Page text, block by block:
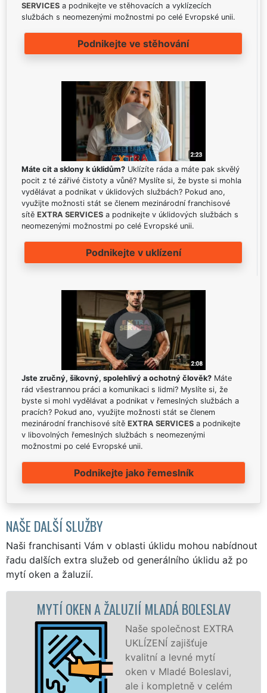
SERVICES a podnikejte ve stěhovacích a vyklízecích
službách s neomezenými možnostmi po celé Evropské unii.
Podnikejte ve stěhování
Máte cit a sklony k úklidům? Uklízíte ráda a máte pak skvělý
pocit z té zářivé čistoty a vůně? Myslíte si, že byste si mohla
vydělávat a podnikat v úklidových službách? Pokud ano,
využijte možnosti stát se členem mezinárodní franchisové
sítě EXTRA SERVICES a podnikejte v úklidových službách s
neomezenými možnostmi po celé Evropské unii.
Podnikejte v uklízení
Jste zručný, šikovný, spolehlivý a ochotný člověk? Máte
rád všestrannou práci a komunikaci s lidmi? Myslíte si, že
byste si mohl vydělávat a podnikat v řemeslných službách a
pracích? Pokud ano, využijte možnosti stát se členem
mezinárodní franchisové sítě EXTRA SERVICES a podnikejte
v libovolných řemeslných službách s neomezenými
možnostmi po celé Evropské unii.
Podnikejte jako řemeslník
NAŠE DALŠÍ SLUŽBY
Naši franchisanti Vám v oblasti úklidu mohou nabídnout
řadu dalších extra služeb od generálního úklidu až po
mytí oken a žaluzií.
MLADÁ BOLESLAV
Naše společnost EXTRA
UKLÍZENÍ zajišťuje
kvalitní a levné mytí
oken v Mladé Boleslavi,
ale i kompletně v celém
MYTÍ OKENNÍCH